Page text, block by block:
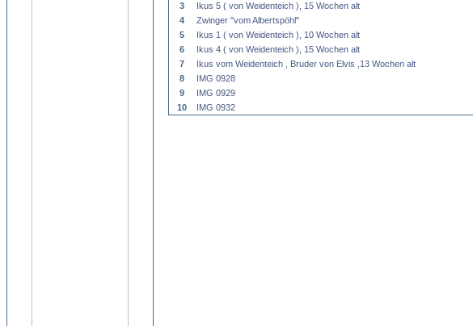
3
Ikus 5 ( von Weidenteich ), 15 Wochen alt
4
Zwinger "vom Albertspöhl"
5
Ikus 1 ( von Weidenteich ), 10 Wochen alt
6
Ikus 4 ( von Weidenteich ), 15 Wochen alt
7
Ikus vom Weidenteich , Bruder von Elvis ,13 Wochen alt
8
IMG 0928
9
IMG 0929
10
IMG 0932